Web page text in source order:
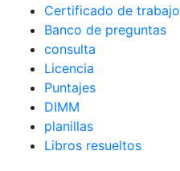
Certificado de trabajo
Banco de preguntas
consulta
Licencia
Puntajes
DIMM
planillas
Libros resueltos